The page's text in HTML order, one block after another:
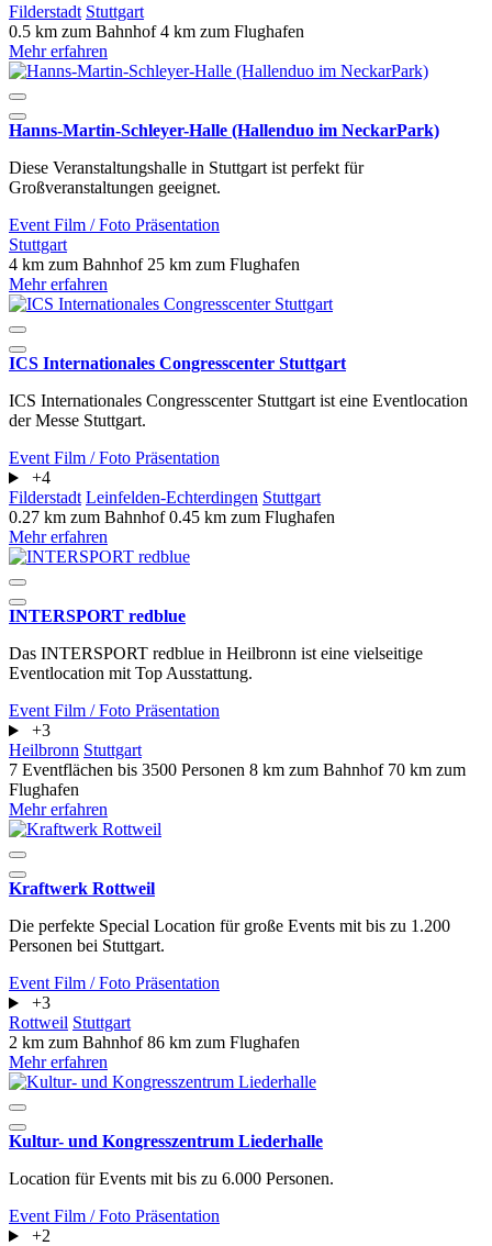
Filderstadt Stuttgart
0.5 km zum Bahnhof4 km zum Flughafen
Mehr erfahren
Hanns-Martin-Schleyer-Halle (Hallenduo im NeckarPark)
Diese Veranstaltungshalle in Stuttgart ist perfekt für
Großveranstaltungen geeignet.
Event Film / Foto Präsentation
Stuttgart
4 km zum Bahnhof 25 km zum Flughafen
Mehr erfahren
ICS Internationales Congresscenter Stuttgart
ICS Internationales Congresscenter Stuttgart ist eine Eventlocation
der Messe Stuttgart.
Event Film / Foto Präsentation
+4
Filderstadt Leinfelden-Echterdingen Stuttgart
0.27 km zum Bahnhof0.45 km zum Flughafen
Mehr erfahren
INTERSPORT redblue
Das INTERSPORT redblue in Heilbronn ist eine vielseitige
Eventlocation mit Top Ausstattung.
Event Film / Foto Präsentation
+3
Heilbronn Stuttgart
7 Eventflächen bis 3500 Personen 8 km zum Bahnhof 70 km zum
Flughafen
Mehr erfahren
Kraftwerk Rottweil
Die perfekte Special Location für große Events mit bis zu 1.200
Personen bei Stuttgart.
Event Film / Foto Präsentation
+3
Rottweil Stuttgart
2 km zum Bahnhof86 km zum Flughafen
Mehr erfahren
Kultur- und Kongresszentrum Liederhalle
Location für Events mit bis zu 6.000 Personen.
Event Film / Foto Präsentation
+2